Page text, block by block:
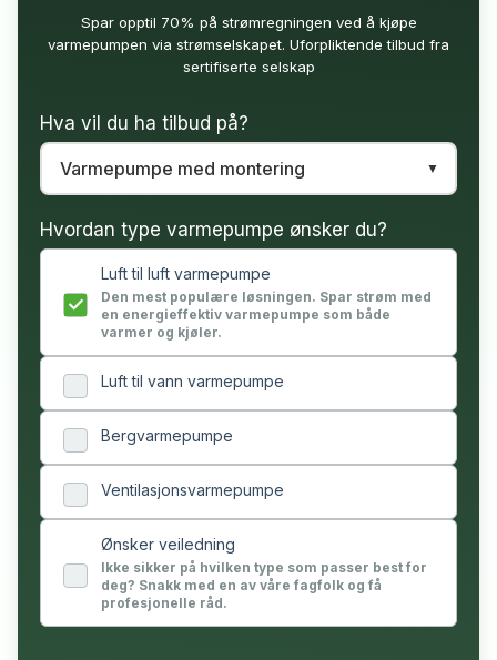
Spar opptil 70% på strømregningen ved å kjøpe
varmepumpen via strømselskapet. Uforpliktende tilbud fra
sertifiserte selskap
Hva vil du ha tilbud på?
Hvordan type varmepumpe ønsker du?
Luft til luft varmepumpe
Den mest populære løsningen. Spar strøm med
en energieffektiv varmepumpe som både
varmer og kjøler.
Luft til vann varmepumpe
Bergvarmepumpe
Ventilasjonsvarmepumpe
Ønsker veiledning
Ikke sikker på hvilken type som passer best for
deg? Snakk med en av våre fagfolk og få
profesjonelle råd.